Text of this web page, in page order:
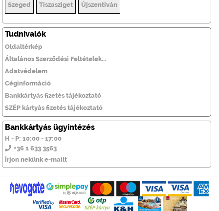
Szeged Tiszasziget Újszentiván
Tudnivalók
Oldaltérkép
Általános Szerződési Feltételek...
Adatvédelem
Céginformáció
Bankkártyás fizetés tájékoztató
SZÉP kártyás fizetés tájékoztató
Bankkártyás ügyintézés
H - P: 10:00 - 17:00
+36 1 633 3563
Írjon nekünk e-mailt